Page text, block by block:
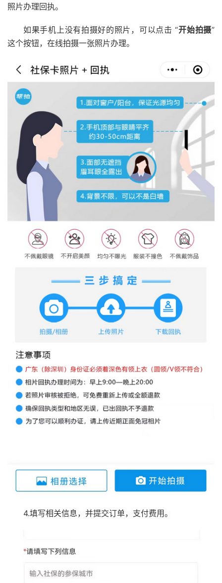
照片办理回执。
如果手机上没有拍摄好的照片，可以点击 “开始拍摄”
这个按钮，在线拍摄一张照片办理。
4.填写相关信息，并提交订单，支付费用。